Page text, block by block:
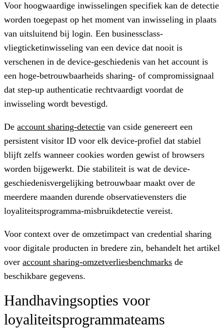
Voor hoogwaardige inwisselingen specifiek kan de detectie
worden toegepast op het moment van inwisseling in plaats
van uitsluitend bij login. Een businessclass-
vliegticketinwisseling van een device dat nooit is
verschenen in de device-geschiedenis van het account is
een hoge-betrouwbaarheids sharing- of compromissignaal
dat step-up authenticatie rechtvaardigt voordat de
inwisseling wordt bevestigd.
De account sharing-detectie van cside genereert een
persistent visitor ID voor elk device-profiel dat stabiel
blijft zelfs wanneer cookies worden gewist of browsers
worden bijgewerkt. Die stabiliteit is wat de device-
geschiedenisvergelijking betrouwbaar maakt over de
meerdere maanden durende observatievensters die
loyaliteitsprogramma-misbruikdetectie vereist.
Voor context over de omzetimpact van credential sharing
voor digitale producten in bredere zin, behandelt het artikel
over account sharing-omzetverliesbenchmarks de
beschikbare gegevens.
Handhavingsopties voor
loyaliteitsprogrammateams